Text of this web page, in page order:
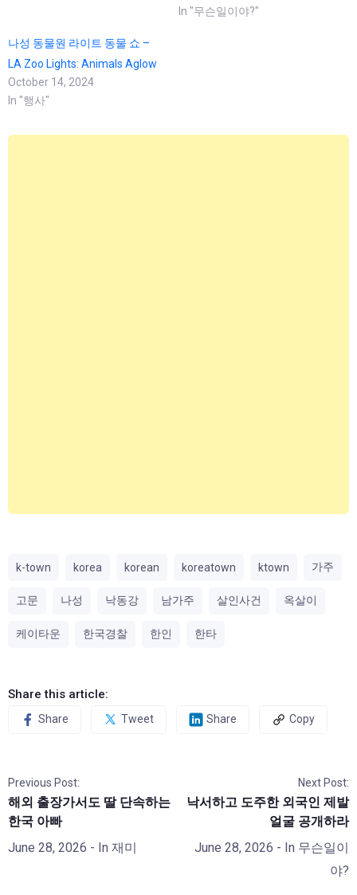
In "무슨일이야?"
나성 동물원 라이트 동물 쇼 –
LA Zoo Lights: Animals Aglow
October 14, 2024
In "행사"
k-town korea korean koreatown ktown 가주
고문 나성 낙동강 남가주 살인사건 옥살이
케이타운 한국경찰 한인 한타
Share this article:
Share Tweet Share Copy
Previous Post:
해외 출장가서도 딸 단속하는
한국 아빠
June 28, 2026 - In 재미
Next Post:
낙서하고 도주한 외국인 제발
얼굴 공개하라
June 28, 2026 - In 무슨일이
야?